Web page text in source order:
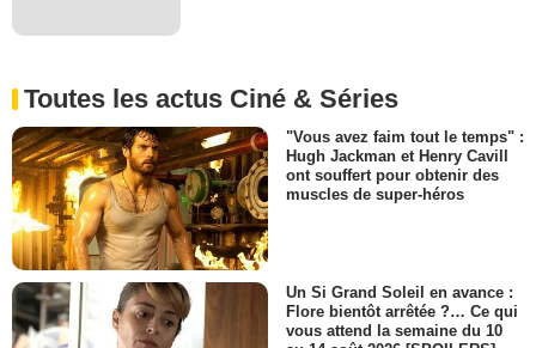
Toutes les actus Ciné & Séries
"Vous avez faim tout le temps" :
Hugh Jackman et Henry Cavill
ont souffert pour obtenir des
muscles de super-héros
Un Si Grand Soleil en avance :
Flore bientôt arrêtée ?… Ce qui
vous attend la semaine du 10